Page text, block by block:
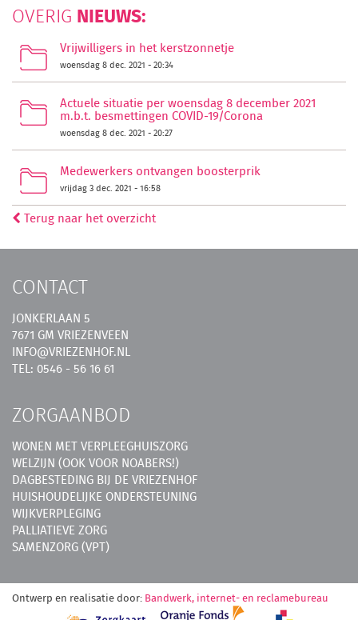
OVERIG NIEUWS:
Vrijwilligers in het kerstzonnetje
woensdag 8 dec. 2021 - 20:34
Actuele situatie per woensdag 8 december 2021
m.b.t. besmettingen COVID-19/Corona
woensdag 8 dec. 2021 - 20:27
Medewerkers ontvangen boosterprik
vrijdag 3 dec. 2021 - 16:58
Terug naar het overzicht
CONTACT
JONKERLAAN 5
7671 GM VRIEZENVEEN
INFO@VRIEZENHOF.NL
TEL: 0546 - 56 16 61
ZORGAANBOD
WONEN MET VERPLEEGHUISZORG
WELZIJN (OOK VOOR NOABERS!)
DAGBESTEDING BIJ DE VRIEZENHOF
HUISHOUDELIJKE ONDERSTEUNING
WIJKVERPLEGING
PALLIATIEVE ZORG
SAMENZORG (VPT)
Ontwerp en realisatie door: Bandwerk, internet- en reclamebureau